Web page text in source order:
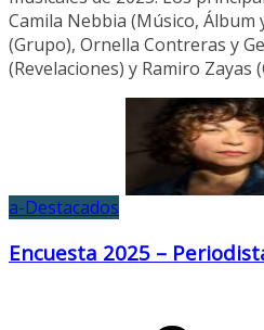
Camila Nebbia (Músico, Álbum
(Grupo), Ornella Contreras y
(Revelaciones) y Ramiro Zayas
a-Destacados
Encuesta 2025 –